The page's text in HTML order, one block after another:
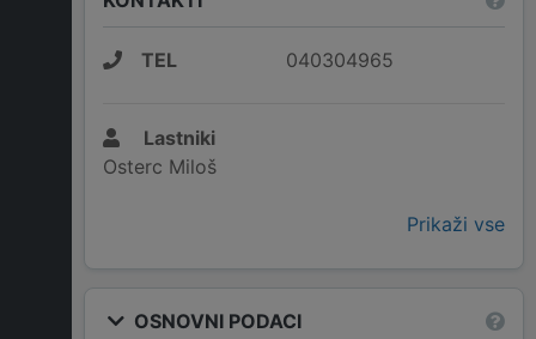
TEL 040304965
Lastniki
Osterc Miloš
Prikaži vse
OSNOVNI PODACI